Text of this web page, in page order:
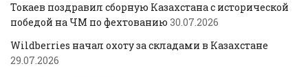
Токаев поздравил сборную Казахстана с исторической
победой на ЧМ по фехтованию 30.07.2026
Wildberries начал охоту за складами в Казахстане
29.07.2026